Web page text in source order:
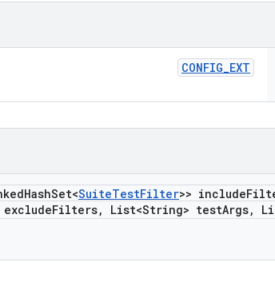
CONFIG_EXT
HashSet<SuiteTestFilter>> include
excludeFilters, List<String> testArgs,